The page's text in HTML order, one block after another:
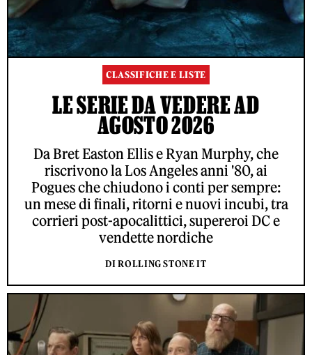
CLASSIFICHE E LISTE
LE SERIE DA VEDERE AD
AGOSTO 2026
Da Bret Easton Ellis e Ryan Murphy, che
riscrivono la Los Angeles anni '80, ai
Pogues che chiudono i conti per sempre:
un mese di finali, ritorni e nuovi incubi, tra
corrieri post-apocalittici, supereroi DC e
vendette nordiche
DI ROLLING STONE IT